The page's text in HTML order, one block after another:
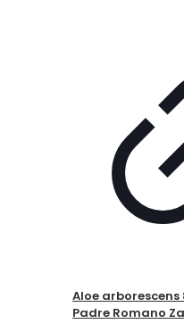
Aloe
Padre Romano